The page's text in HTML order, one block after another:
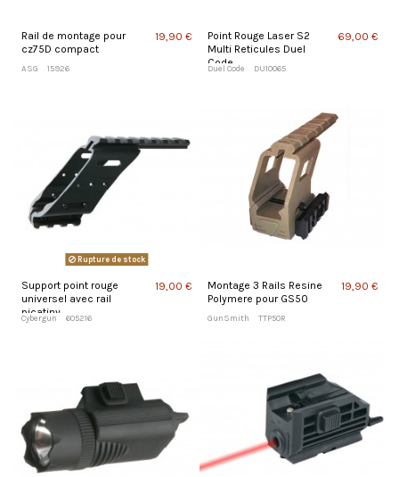
Rail de montage pour
cz75D compact
ASG 15926
19,90 €
Point Rouge Laser S2
Multi Reticules Duel
Code
Duel Code DU10065
69,00 €
Rupture de stock
Support point rouge
universel avec rail
picatiny.
Cybergun 605216
19,00 €
Montage 3 Rails Resine
Polymere pour GS50
GunSmith TTP50R
19,90 €